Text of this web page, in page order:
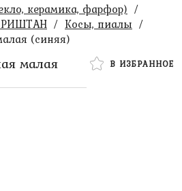
керамика, фарфор) /
РИШТАН / Косы, пиалы /
(синяя)
В ИЗБРАННОЕ
малая